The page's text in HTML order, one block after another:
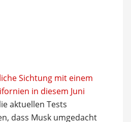
Sichtung mit einem
in diesem Juni
aktuellen Tests
dass Musk umgedacht